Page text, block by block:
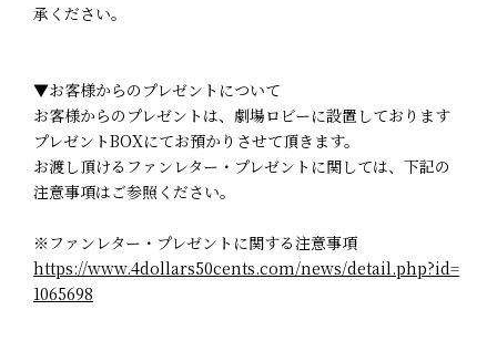
承ください。
▼お客様からのプレゼントについて
お客様からのプレゼントは、劇場ロビーに設置しております
プレゼントBOXにてお預かりさせて頂きます。
お渡し頂けるファンレター・プレゼントに関しては、下記の
注意事項はご参照ください。
※ファンレター・プレゼントに関する注意事項
https://www.4dollars50cents.com/news/detail.php?id=
1065698